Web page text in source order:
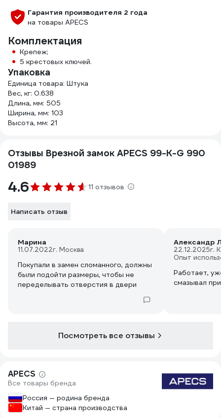
Гарантия производителя 2 года
на товары APECS
Комплектация
Крепеж;
5 крестовых ключей.
Упаковка
Единица товара: Штука
Вес, кг: 0.638
Длина, мм: 505
Ширина, мм: 103
Высота, мм: 21
Отзывы Врезной замок APECS 99-K-G 990
01989
4.6 11 отзывов
Написать отзыв
Марина
11.07.2022г. Москва
Покупали в замен сломанного, должны
были подойти размеры, чтобы не
переделывать отверстия в двери
Александр
22.12.2025г.
Опыт
Работает,
смазывал
Посмотреть все отзывы
APECS
Все товары бренда
Россия — родина бренда
Китай — страна производства